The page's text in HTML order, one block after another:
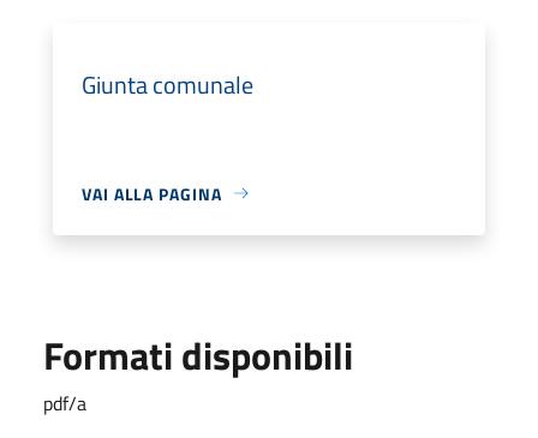
Giunta comunale
VAI ALLA PAGINA
Formati disponibili
pdf/a